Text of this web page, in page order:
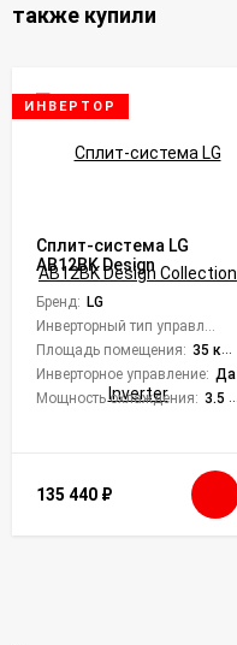
также купили
ИНВЕРТОР
Сплит-система LG
AB12BK Design
Collection Inverter
Бренд: LG
Инверторный тип управления:
Площадь помещения: 35 кв. м.
Инверторное управление: Да
Мощность охлаждения: 3.5 кВт
135 440 ₽